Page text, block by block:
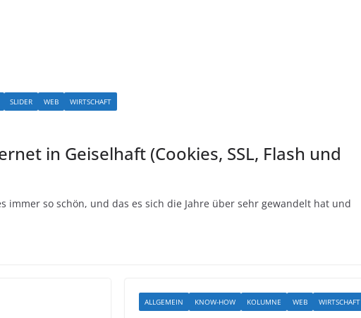
SLIDER WEB WIRTSCHAFT
in Geiselhaft (Cookies, SSL, Flash und
immer so schön, und das es sich die Jahre über sehr gewandelt hat und
ALLGEMEIN KNOW-HOW KOLUMNE WEB WIRTSCHAFT